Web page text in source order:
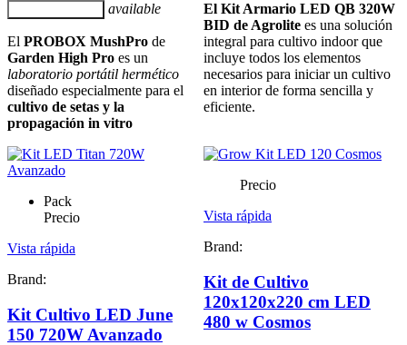
available
El PROBOX MushPro de
Garden High Pro es un
laboratorio portátil hermético
diseñado especialmente para el
cultivo de setas y la
propagación in vitro
El Kit Armario LED QB 320W
BID de Agrolite es una solución
integral para cultivo indoor que
incluye todos los elementos
necesarios para iniciar un cultivo
en interior de forma sencilla y
eficiente.
Pack
Precio
Vista rápida
Brand:
Kit Cultivo LED June
150 720W Avanzado
Precio
Vista rápida
Brand:
Kit de Cultivo
120x120x220 cm LED
480 w Cosmos